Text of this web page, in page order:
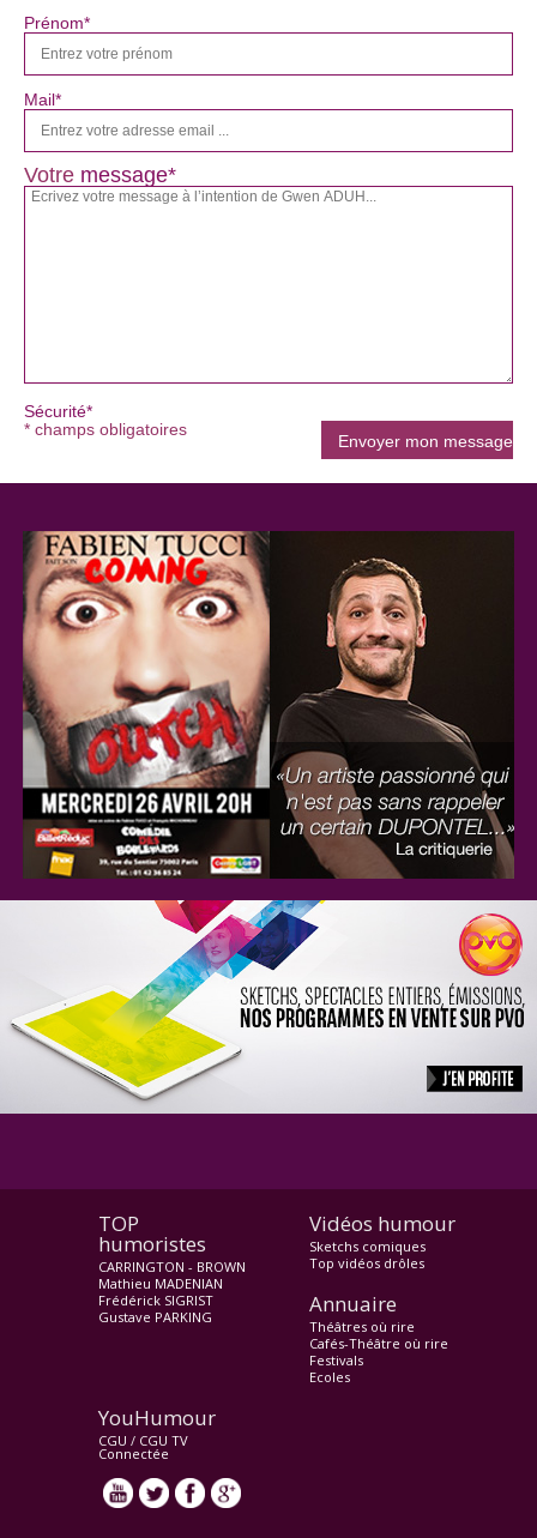
Prénom*
Mail*
Votre message*
Sécurité*
* champs obligatoires
TOP
humoristes
CARRINGTON - BROWN
Mathieu MADENIAN
Frédérick SIGRIST
Gustave PARKING
Vidéos humour
Sketchs comiques
Top vidéos drôles
Annuaire
Théâtres où rire
Cafés-Théâtre où rire
Festivals
Ecoles
YouHumour
CGU / CGU TV
Connectée